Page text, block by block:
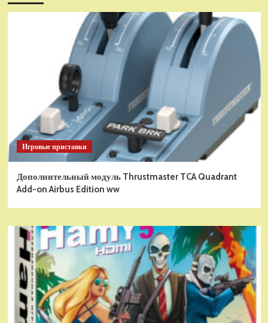
Игровые приставки
Дополнительный модуль Thrustmaster TCA Quadrant
Add-on Airbus Edition ww